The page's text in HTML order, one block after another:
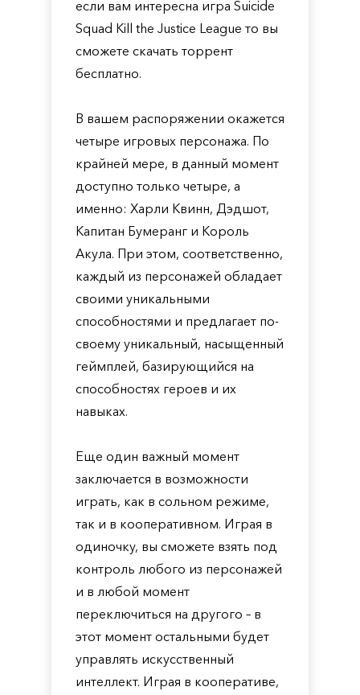
если вам интересна игра Suicide
Squad Kill the Justice League то вы
сможете скачать торрент
бесплатно.
В вашем распоряжении окажется
четыре игровых персонажа. По
крайней мере, в данный момент
доступно только четыре, а
именно: Харли Квинн, Дэдшот,
Капитан Бумеранг и Король
Акула. При этом, соответственно,
каждый из персонажей обладает
своими уникальными
способностями и предлагает по-
своему уникальный, насыщенный
геймплей, базирующийся на
способностях героев и их
навыках.
Еще один важный момент
заключается в возможности
играть, как в сольном режиме,
так и в кооперативном. Играя в
одиночку, вы сможете взять под
контроль любого из персонажей
и в любой момент
переключиться на другого – в
этот момент остальными будет
управлять искусственный
интеллект. Играя в кооперативе,